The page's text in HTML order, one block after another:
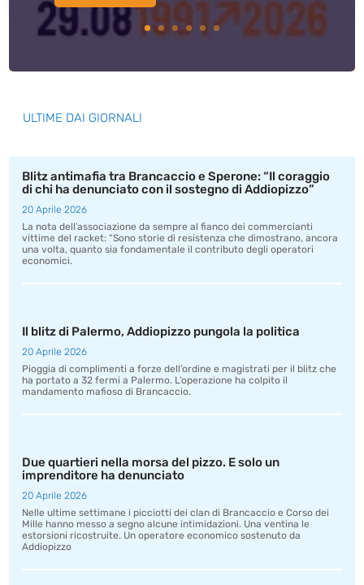
ULTIME DAI GIORNALI
Blitz antimafia tra Brancaccio e Sperone: “Il coraggio
di chi ha denunciato con il sostegno di Addiopizzo”
20 Aprile 2026
La nota dell’associazione da sempre al fianco dei commercianti
vittime del racket: “Sono storie di resistenza che dimostrano, ancora
una volta, quanto sia fondamentale il contributo degli operatori
economici.
Il blitz di Palermo, Addiopizzo pungola la politica
20 Aprile 2026
Pioggia di complimenti a forze dell’ordine e magistrati per il blitz che
ha portato a 32 fermi a Palermo. L’operazione ha colpito il
mandamento mafioso di Brancaccio.
Due quartieri nella morsa del pizzo. E solo un
imprenditore ha denunciato
20 Aprile 2026
Nelle ultime settimane i picciotti dei clan di Brancaccio e Corso dei
Mille hanno messo a segno alcune intimidazioni. Una ventina le
estorsioni ricostruite. Un operatore economico sostenuto da
Addiopizzo